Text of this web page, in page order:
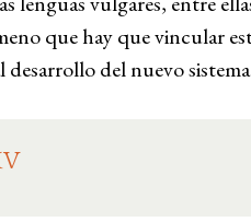
que hay que vincular
del nuevo